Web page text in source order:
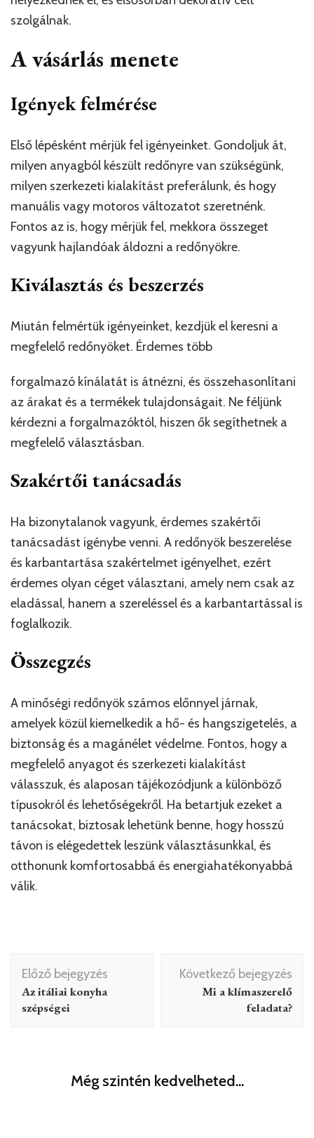
szolgálnak.
A vásárlás menete
Igények felmérése
Első lépésként mérjük fel igényeinket. Gondoljuk át,
milyen anyagból készült redőnyre van szükségünk,
milyen szerkezeti kialakítást preferálunk, és hogy
manuális vagy motoros változatot szeretnénk.
Fontos az is, hogy mérjük fel, mekkora összeget
vagyunk hajlandóak áldozni a redőnyökre.
Kiválasztás és beszerzés
Miután felmértük igényeinket, kezdjük el keresni a
megfelelő redőnyöket. Érdemes több
forgalmazó kínálatát is átnézni, és összehasonlítani
az árakat és a termékek tulajdonságait. Ne féljünk
kérdezni a forgalmazóktól, hiszen ők segíthetnek a
megfelelő választásban.
Szakértői tanácsadás
Ha bizonytalanok vagyunk, érdemes szakértői
tanácsadást igénybe venni. A redőnyök beszerelése
és karbantartása szakértelmet igényelhet, ezért
érdemes olyan céget választani, amely nem csak az
eladással, hanem a szereléssel és a karbantartással is
foglalkozik.
Összegzés
A minőségi redőnyök számos előnnyel járnak,
amelyek közül kiemelkedik a hő- és hangszigetelés, a
biztonság és a magánélet védelme. Fontos, hogy a
megfelelő anyagot és szerkezeti kialakítást
válasszuk, és alaposan tájékozódjunk a különböző
típusokról és lehetőségekről. Ha betartjuk ezeket a
tanácsokat, biztosak lehetünk benne, hogy hosszú
távon is elégedettek leszünk választásunkkal, és
otthonunk komfortosabbá és energiahatékonyabbá
válik.
Bejegyzés
navigáció
Előző bejegyzés
Az itáliai konyha
szépségei
Következő bejegyzés
Mi a klímaszerelő
feladata?
Még szintén kedvelheted...